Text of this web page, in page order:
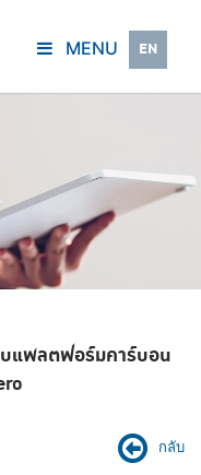
MENU EN
บแพลตฟอร์มคาร์บอน
กลับ